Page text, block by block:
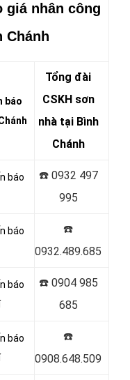
nhân công
Chánh
báo
Tổng đài
CSKH sơn
nhà tại Bình
Chánh
báo
☎️0932 497
995
báo
☎️
0932.489.685
báo
☎️0904 985
685
báo
☎️
0908.648.509